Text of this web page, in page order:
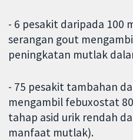
- 6 pesakit daripada 100
serangan gout
peningkatan mutlak
- 75 pesakit tambahan
mengambil febuxostat
tahap asid urik rendah
manfaat mutlak).